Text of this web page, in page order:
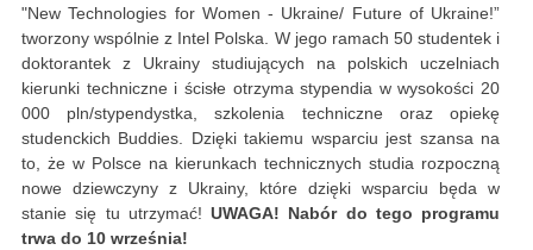
"New Technologies for Women - Ukraine/ Future of Ukraine!”
tworzony wspólnie z Intel Polska. W jego ramach 50 studentek i
doktorantek z Ukrainy studiujących na polskich uczelniach
kierunki techniczne i ścisłe otrzyma stypendia w wysokości 20
000 pln/stypendystka, szkolenia techniczne oraz opiekę
studenckich Buddies. Dzięki takiemu wsparciu jest szansa na
to, że w Polsce na kierunkach technicznych studia rozpoczną
nowe dziewczyny z Ukrainy, które dzięki wsparciu będa w
stanie się tu utrzymać! UWAGA! Nabór do tego programu
trwa do 10 września!